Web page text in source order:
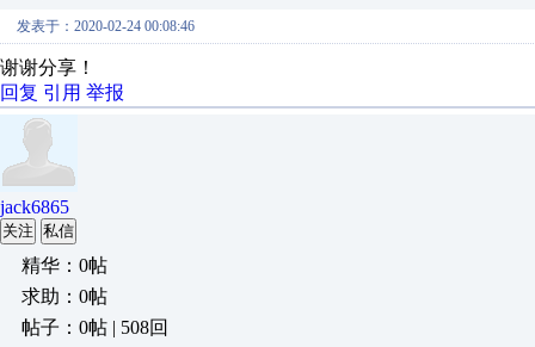
发表于：2020-02-24 00:08:46
谢谢分享！
回复 引用 举报
jack6865
关注 私信
精华：0帖
求助：0帖
帖子：0帖 | 508回